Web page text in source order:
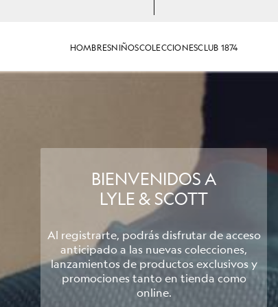
HOMBRESNIÑOSCOLECCIONESCLUB 1874
BIENVENIDOS A
LYLE & SCOTT
Al registrarte, podrás disfrutar de acceso
anticipado a las nuevas colecciones,
lanzamientos de productos exclusivos y
promociones tanto en tienda como
online.